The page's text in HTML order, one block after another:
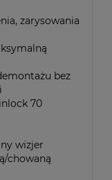
zarysowania
bez
70
wizjer
chowaną